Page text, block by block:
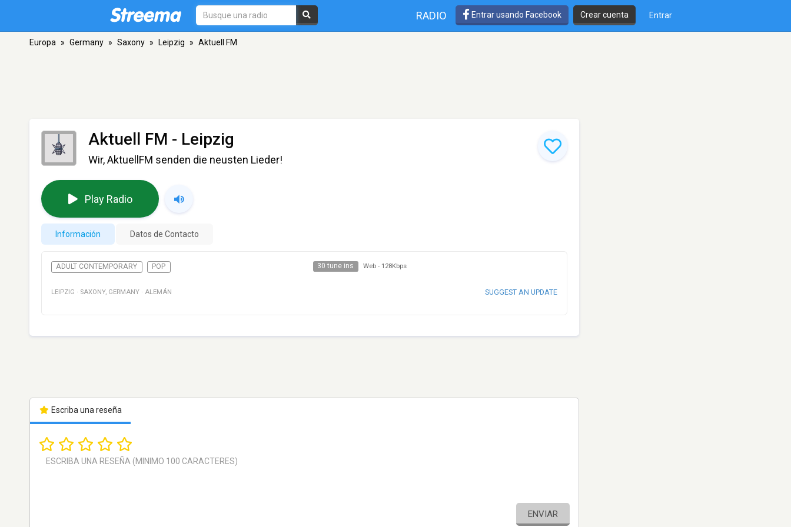
RADIO Entrar usando Facebook Crear cuenta Entrar
Europa » Germany » Saxony » Leipzig » Aktuell FM
Aktuell FM - Leipzig
Wir, AktuellFM senden die neusten Lieder!
Play Radio
Información Datos de Contacto
ADULT CONTEMPORARY POP 30 tune ins Web - 128Kbps
LEIPZIG · SAXONY, GERMANY · ALEMÁN SUGGEST AN UPDATE
Escriba una reseña
ENVIAR